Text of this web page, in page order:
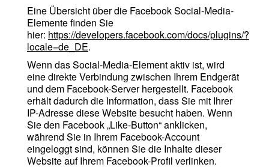
Eine Übersicht über die Facebook Social-Media-
Elemente finden Sie
hier: https://developers.facebook.com/docs/plugins/?
locale=de_DE.
Wenn das Social-Media-Element aktiv ist, wird
eine direkte Verbindung zwischen Ihrem Endgerät
und dem Facebook-Server hergestellt. Facebook
erhält dadurch die Information, dass Sie mit Ihrer
IP-Adresse diese Website besucht haben. Wenn
Sie den Facebook „Like-Button“ anklicken,
während Sie in Ihrem Facebook-Account
eingeloggt sind, können Sie die Inhalte dieser
Website auf Ihrem Facebook-Profil verlinken.